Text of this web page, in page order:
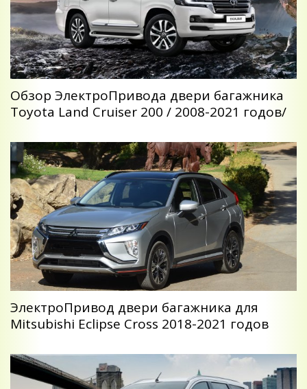
Обзор ЭлектроПривода двери багажника
Toyota Land Cruiser 200 / 2008-2021 годов/
ЭлектроПривод двери багажника для
Mitsubishi Eclipse Cross 2018-2021 годов